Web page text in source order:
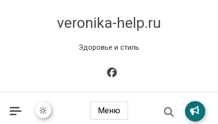
veronika-help.ru
Здоровье и стиль
Меню